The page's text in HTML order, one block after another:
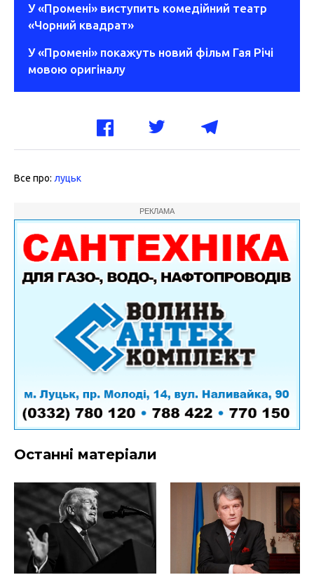
У «Промені» виступить комедійний театр
«Чорний квадрат»
У «Промені» покажуть новий фільм Гая Річі
мовою оригіналу
Все про: луцьк
РЕКЛАМА
Останні матеріали